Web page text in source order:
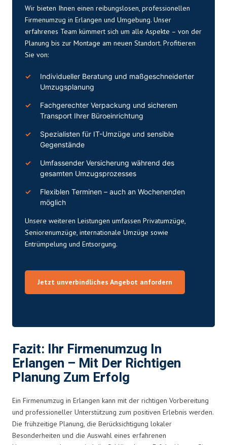
Wir bieten Ihnen einen reibungslosen, professionellen
Firmenumzug in Erlangen und Umgebung. Unser
erfahrenes Team kümmert sich um alle Aspekte – von der
Planung bis zur Montage am neuen Standort. Profitieren
Sie von:
Individueller Beratung und maßgeschneiderter
Umzugsplanung
Fachgerechter Verpackung und sicherem
Transport Ihrer Büroeinrichtung
Spezialisten für IT-Umzüge und sensible
Gegenstände
Umfassender Versicherung während des
gesamten Umzugsprozesses
Flexiblen Terminen – auch an Wochenenden
möglich
Unsere weiteren Leistungen umfassen Privatumzüge,
Seniorenumzüge, internationale Umzüge sowie
Entrümpelung und Entsorgung.
Jetzt unverbindliches Angebot anfordern
Fazit: Ihr Firmenumzug In
Erlangen – Mit Der Richtigen
Planung Zum Erfolg
Ein Firmenumzug in Erlangen kann mit der richtigen Vorbereitung
und professioneller Unterstützung zum positiven Erlebnis werden.
Die frühzeitige Planung, die Berücksichtigung lokaler
Besonderheiten und die Auswahl eines erfahrenen